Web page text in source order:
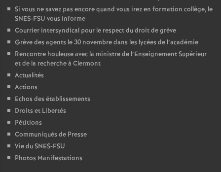
Si vous ne savez pas encore quand vous irez en formation collège, le
SNES-FSU vous informe
Courrier intersyndical pour le respect du droit de grève
Grève des agents le 30 novembre dans les lycées de l’académie
Rencontre houleuse avec la ministre de l’Enseignement Supérieur
et de la recherche à Clermont
Actualités
Actions
Echos des établissements
Droits et Libertés
Pétitions
Communiqués de Presse
Vie du SNES-FSU
Photos Manifestations